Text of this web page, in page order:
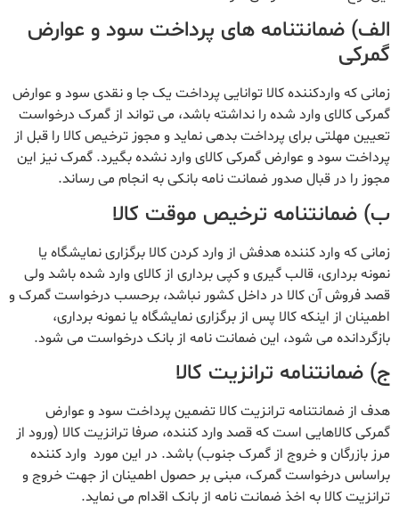
الف) ضمانتنامه های پرداخت سود و عوارض
گمرکی
زمانی که واردکننده کالا توانایی پرداخت یک جا و نقدی سود و عوارض
گمرکی کالای وارد شده را نداشته باشد، می تواند از گمرک درخواست
تعیین مهلتی برای پرداخت بدهی نماید و مجوز ترخیص کالا را قبل از
پرداخت سود و عوارض گمرکی کالای وارد نشده بگیرد. گمرک نیز این
مجوز را در قبال صدور ضمانت نامه بانکی به انجام می رساند.
ب) ضمانتنامه ترخیص موقت کالا
زمانی که وارد کننده هدفش از وارد کردن کالا برگزاری نمایشگاه یا
نمونه برداری، قالب گیری و کپی برداری از کالای وارد شده باشد ولی
قصد فروش آن کالا در داخل کشور نباشد، برحسب درخواست گمرک و
اطمینان از اینکه کالا پس از برگزاری نمایشگاه یا نمونه برداری،
بازگردانده می شود، این ضمانت نامه از بانک درخواست می شود.
ج) ضمانتنامه ترانزیت کالا
هدف از ضمانتنامه ترانزیت کالا تضمین پرداخت سود و عوارض
گمرکی کالاهایی است که قصد وارد کننده، صرفا ترانزیت کالا (ورود از
مرز بازرگان و خروج از گمرک جنوب) باشد. در این مورد وارد کننده
براساس درخواست گمرک، مبنی بر حصول اطمینان از جهت خروج و
ترانزیت کالا به اخذ ضمانت نامه از بانک اقدام می نماید.